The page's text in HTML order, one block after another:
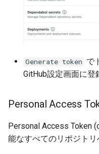
Generate token で
GitHub設定画面に登
Personal Access
Personal Access Token
能なすべてのリポジトリ